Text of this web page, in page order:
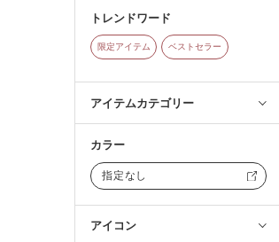
トレンドワード
限定アイテム ベストセラー
アイテムカテゴリー
カラー
指定なし
アイコン